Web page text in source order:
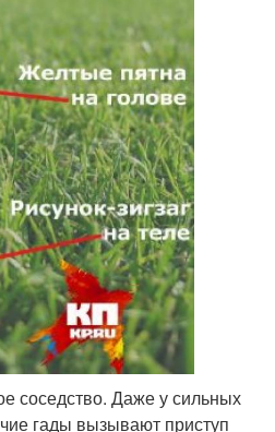
соседство. Даже у сильных
гады вызывают приступ